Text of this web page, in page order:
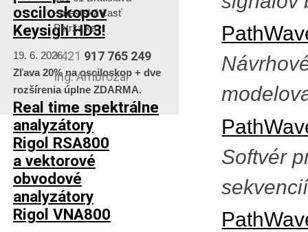
Softvér
sekvencií
osciloskopov
Keysigh HD3!
19. 6. 2026
Zľava 20% na osciloskop + dve
rozšírenia úplne ZDARMA.
Real time spektrálne
analyzátory
Rigol RSA800
a vektorové
obvodové
analyzátory
Rigol VNA800
- mestská časť
Petržalka
+421 917 765 249
Ing. Ambrózai